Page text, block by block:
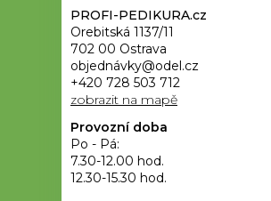
PROFI-PEDIKURA.cz
Orebitská 1137/11
702 00 Ostrava
objednávky@odel.cz
+420 728 503 712
zobrazit na mapě
Provozní doba
Po - Pá:
7.30-12.00 hod.
12.30-15.30 hod.